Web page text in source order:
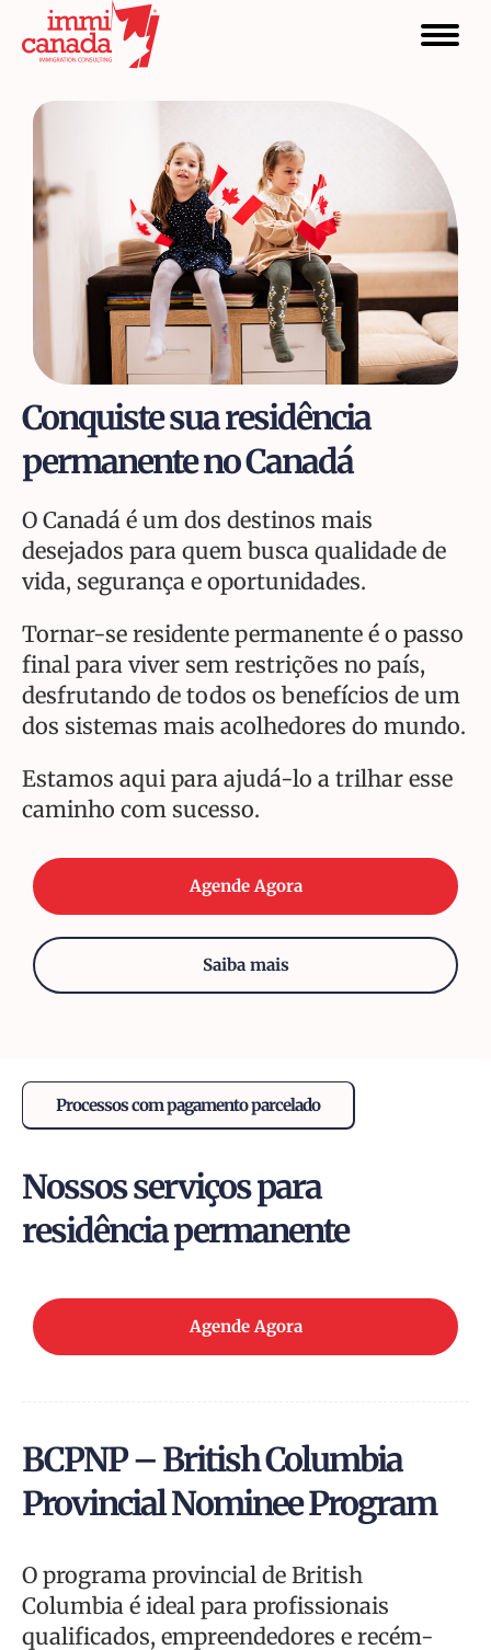
Conquiste sua residência
permanente no Canadá
O Canadá é um dos destinos mais
desejados para quem busca qualidade de
vida, segurança e oportunidades.
Tornar-se residente permanente é o passo
final para viver sem restrições no país,
desfrutando de todos os benefícios de um
dos sistemas mais acolhedores do mundo.
Estamos aqui para ajudá-lo a trilhar esse
caminho com sucesso.
Agende Agora
Saiba mais
Processos com pagamento parcelado
Nossos serviços para
residência permanente
Agende Agora
BCPNP – British Columbia
Provincial Nominee Program
O programa provincial de British
Columbia é ideal para profissionais
qualificados, empreendedores e recém-